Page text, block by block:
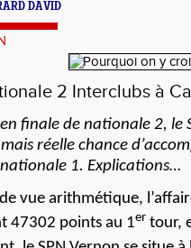
DAVID
2 Interclubs à
finale de nationale 2, le
réelle chance
1. Explications…
vue arithmétique,
47302 points au 1er tour,